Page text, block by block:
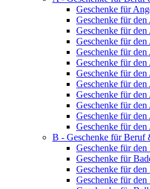
Geschenke für
Geschenke für
Geschenke für
Geschenke für
Geschenke für
Geschenke für
Geschenke für
Geschenke für den
Geschenke für den
Geschenke für den
Geschenke für
Geschenke für
B - Geschenke für Beruf
Geschenke für
Geschenke für
Geschenke für
Geschenke für den